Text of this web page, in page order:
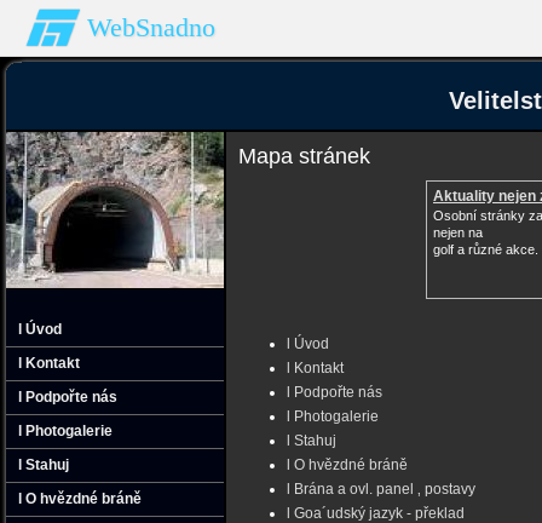
WebSnadno
l Úvod
l Kontakt
l Podpořte nás
l Photogalerie
l Stahuj
l O hvězdné bráně
Mapa stránek
Aktuality nejen
Osobní stránky
nejen na
golf a různé akce.
l Úvod
l Kontakt
l Podpořte nás
l Photogalerie
l Stahuj
l O hvězdné bráně
l Brána a ovl. panel ‚ postavy
l Goa´udský jazyk - překlad